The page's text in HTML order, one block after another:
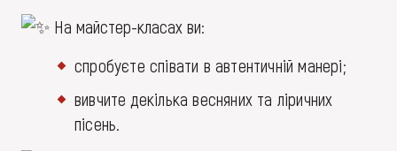
На майстер-класах ви:
спробуєте співати в автентичній манері;
вивчите декілька весняних та ліричних
пісень.